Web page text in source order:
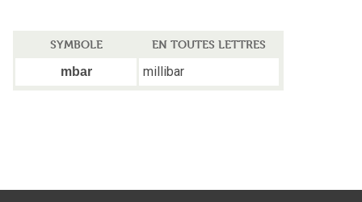
SYMBOLE
EN TOUTES LETTRES
mbar
millibar